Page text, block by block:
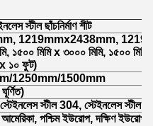
স্টীল ছাঁচনির্মাণ শীট
1219mmx2438mm,
১৫০০ মিমি x ৩০০০ মিমি, ১৫০০
১০ ফুট)
1250mm/1500mm
স্টীল 304, স্টেইনলেস স্টীল
আমেরিকা, পশ্চিম ইউরোপ, দক্ষিণ